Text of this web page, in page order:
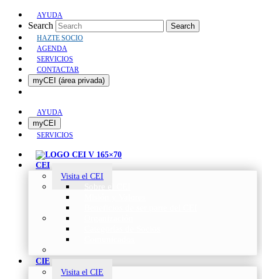
AYUDA
Search Search
HAZTE SOCIO
AGENDA
SERVICIOS
CONTACTAR
myCEI (área privada)
AYUDA
myCEI
SERVICIOS
CEI
Visita el CEI
CIE
Visita el CIE